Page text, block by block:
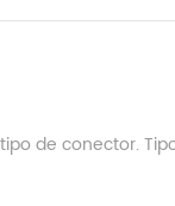
de conector.